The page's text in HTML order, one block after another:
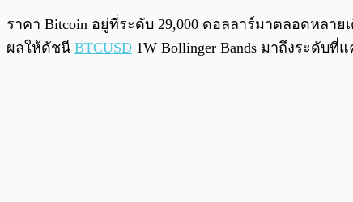
ราคา Bitcoin อยู่ที่ระดับ 29,000 ดอลลาร์มาตลอดหลา
ผลให้ดัชนี BTCUSD 1W Bollinger Bands มาถึงระดับ